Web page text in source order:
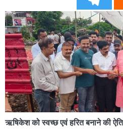
ऋषिकेश को स्वच्छ एवं हरित बनाने की